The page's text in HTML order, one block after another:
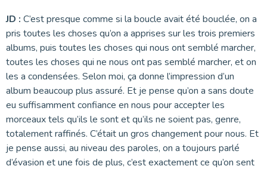
JD : C’est presque comme si la boucle avait été bouclée, on a
pris toutes les choses qu’on a apprises sur les trois premiers
albums, puis toutes les choses qui nous ont semblé marcher,
toutes les choses qui ne nous ont pas semblé marcher, et on
les a condensées. Selon moi, ça donne l’impression d’un
album beaucoup plus assuré. Et je pense qu’on a sans doute
eu suffisamment confiance en nous pour accepter les
morceaux tels qu’ils le sont et qu’ils ne soient pas, genre,
totalement raffinés. C’était un gros changement pour nous. Et
je pense aussi, au niveau des paroles, on a toujours parlé
d’évasion et une fois de plus, c’est exactement ce qu’on sent